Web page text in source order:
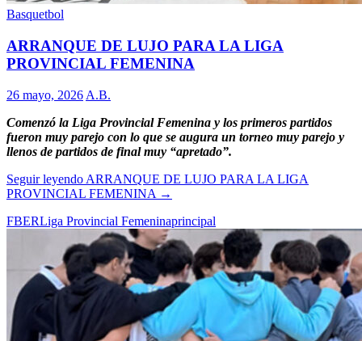
Basquetbol
ARRANQUE DE LUJO PARA LA LIGA
PROVINCIAL FEMENINA
26 mayo, 2026 A.B.
Comenzó la Liga Provincial Femenina y los primeros partidos
fueron muy parejo con lo que se augura un torneo muy parejo y
llenos de partidos de final muy “apretado”.
Seguir leyendo ARRANQUE DE LUJO PARA LA LIGA
PROVINCIAL FEMENINA →
FBERLiga Provincial Femeninaprincipal